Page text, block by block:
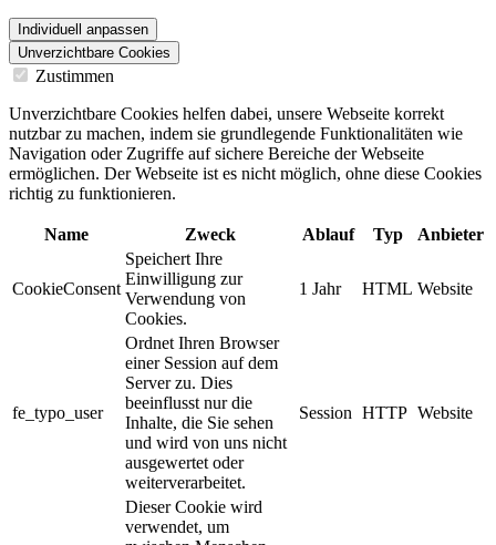
Individuell anpassen
Unverzichtbare Cookies
Zustimmen
Unverzichtbare Cookies helfen dabei, unsere Webseite korrekt
nutzbar zu machen, indem sie grundlegende Funktionalitäten wie
Navigation oder Zugriffe auf sichere Bereiche der Webseite
ermöglichen. Der Webseite ist es nicht möglich, ohne diese Cookies
richtig zu funktionieren.
Name Zweck Ablauf Typ Anbieter
CookieConsent
Speichert Ihre
Einwilligung zur
Verwendung von
Cookies.
1 Jahr HTML Website
fe_typo_user
Ordnet Ihren Browser
einer Session auf dem
Server zu. Dies
beeinflusst nur die
Inhalte, die Sie sehen
und wird von uns nicht
ausgewertet oder
weiterverarbeitet.
Session HTTP Website
Dieser Cookie wird
verwendet, um